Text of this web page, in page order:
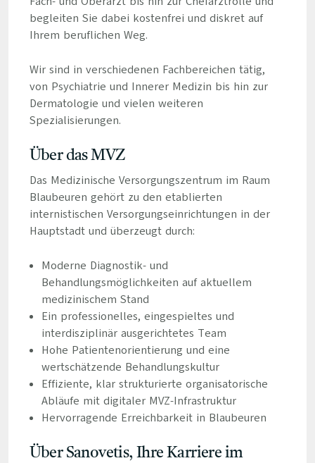
begleiten Sie dabei kostenfrei und diskret auf
Ihrem beruflichen Weg.
Wir sind in verschiedenen Fachbereichen tätig,
von Psychiatrie und Innerer Medizin bis hin zur
Dermatologie und vielen weiteren
Spezialisierungen.
Über das MVZ
Das Medizinische Versorgungszentrum im Raum
Blaubeuren gehört zu den etablierten
internistischen Versorgungseinrichtungen in der
Hauptstadt und überzeugt durch:
Moderne Diagnostik- und
Behandlungsmöglichkeiten auf aktuellem
medizinischem Stand
Ein professionelles, eingespieltes und
interdisziplinär ausgerichtetes Team
Hohe Patientenorientierung und eine
wertschätzende Behandlungskultur
Effiziente, klar strukturierte organisatorische
Abläufe mit digitaler MVZ-Infrastruktur
Hervorragende Erreichbarkeit in Blaubeuren
Über Sanovetis, Ihre Karriere im